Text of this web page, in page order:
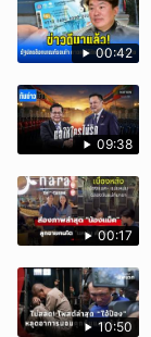
00:42
09:38
00:17
10:50